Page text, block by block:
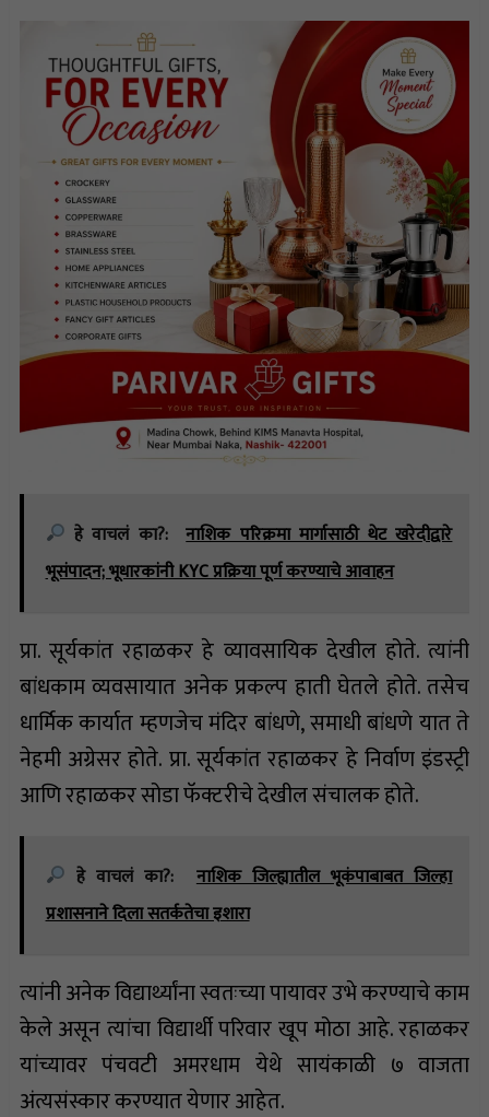
हे वाचलं का?:
नाशिक परिक्रमा मार्गासाठी थेट खरेदीद्वारे
भूसंपादन; भूधारकांनी KYC प्रक्रिया पूर्ण करण्याचे आवाहन
प्रा. सूर्यकांत रहाळकर हे व्यावसायिक देखील होते. त्यांनी
बांधकाम व्यवसायात अनेक प्रकल्प हाती घेतले होते. तसेच
धार्मिक कार्यात म्हणजेच मंदिर बांधणे, समाधी बांधणे यात ते
नेहमी अग्रेसर होते. प्रा. सूर्यकांत रहाळकर हे निर्वाण इंडस्ट्री
आणि रहाळकर सोडा फॅक्टरीचे देखील संचालक होते.
हे वाचलं का?:
नाशिक जिल्ह्यातील भूकंपाबाबत जिल्हा
प्रशासनाने दिला सतर्कतेचा इशारा
त्यांनी अनेक विद्यार्थ्यांना स्वतःच्या पायावर उभे करण्याचे काम
केले असून त्यांचा विद्यार्थी परिवार खूप मोठा आहे. रहाळकर
यांच्यावर पंचवटी अमरधाम येथे सायंकाळी ७ वाजता
अंत्यसंस्कार करण्यात येणार आहेत.